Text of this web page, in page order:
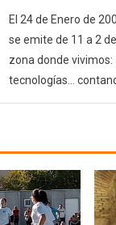
El 24 de Enero de
se emite de 11 a 2
zona donde
tecnologías…